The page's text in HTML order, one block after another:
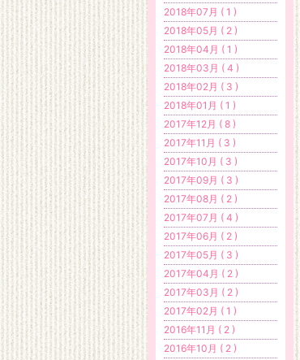
2018年07月 ( 1 )
2018年05月 ( 2 )
2018年04月 ( 1 )
2018年03月 ( 4 )
2018年02月 ( 3 )
2018年01月 ( 1 )
2017年12月 ( 8 )
2017年11月 ( 3 )
2017年10月 ( 3 )
2017年09月 ( 3 )
2017年08月 ( 2 )
2017年07月 ( 4 )
2017年06月 ( 2 )
2017年05月 ( 3 )
2017年04月 ( 2 )
2017年03月 ( 2 )
2017年02月 ( 1 )
2016年11月 ( 2 )
2016年10月 ( 2 )